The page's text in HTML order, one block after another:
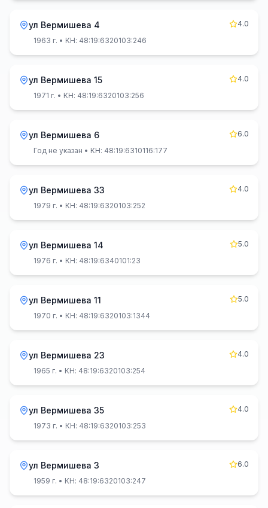
ул Вермишева 4
4.0
1963 г. • КН: 48:19:6320103:246
ул Вермишева 15
4.0
1971 г. • КН: 48:19:6320103:256
ул Вермишева 6
6.0
Год не указан • КН: 48:19:6310116:177
ул Вермишева 33
4.0
1979 г. • КН: 48:19:6320103:252
ул Вермишева 14
5.0
1976 г. • КН: 48:19:6340101:23
ул Вермишева 11
5.0
1970 г. • КН: 48:19:6320103:1344
ул Вермишева 23
4.0
1965 г. • КН: 48:19:6320103:254
ул Вермишева 35
4.0
1973 г. • КН: 48:19:6320103:253
ул Вермишева 3
6.0
1959 г. • КН: 48:19:6320103:247